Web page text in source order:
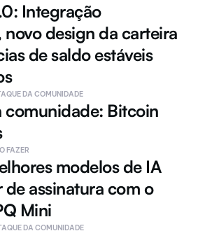
Integração
design da carteira
de saldo estáveis
DA COMUNIDADE
comunidade: Bitcoin
FAZER
modelos de IA
de assinatura com o
Mini
DA COMUNIDADE